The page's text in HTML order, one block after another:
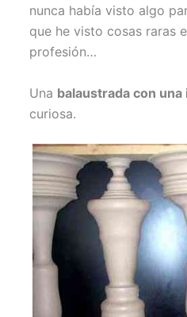
nunca había visto algo
que he visto cosas raras
profesión…
Una balaustrada con
curiosa.